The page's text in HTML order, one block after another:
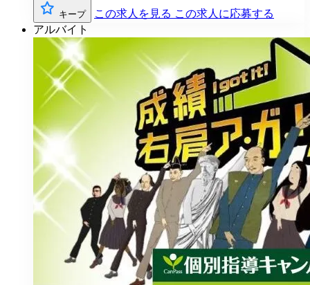
キープ この求人を見る この求人に応募する
アルバイト